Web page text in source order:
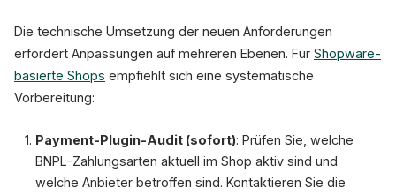
Die technische Umsetzung der neuen Anforderungen
erfordert Anpassungen auf mehreren Ebenen. Für Shopware-
basierte Shops empfiehlt sich eine systematische
Vorbereitung:
Payment-Plugin-Audit (sofort): Prüfen Sie, welche
BNPL-Zahlungsarten aktuell im Shop aktiv sind und
welche Anbieter betroffen sind. Kontaktieren Sie die